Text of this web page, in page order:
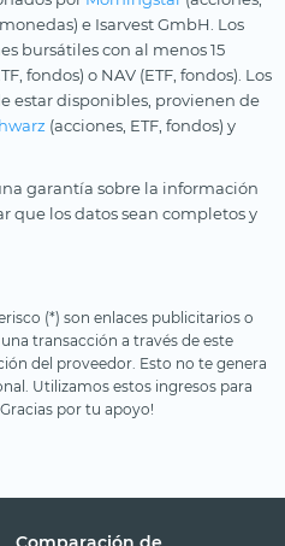
e Isarvest GmbH. Los
bursátiles con al menos 15
fondos) o NAV (ETF, fondos). Los
estar disponibles, provienen de
(acciones, ETF, fondos) y
garantía sobre la información
que los datos sean completos y
(*) son enlaces publicitarios o
transacción a través de este
del proveedor. Esto no te genera
Utilizamos estos ingresos para
por tu apoyo!